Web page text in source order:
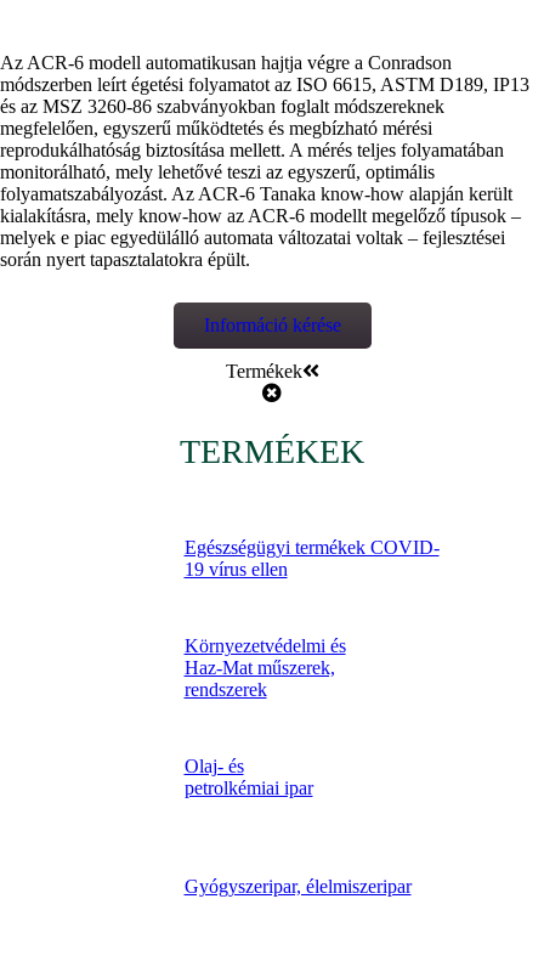
Az ACR-6 modell automatikusan hajtja végre a Conradson
módszerben leírt égetési folyamatot az ISO 6615, ASTM D189, IP13
és az MSZ 3260-86 szabványokban foglalt módszereknek
megfelelően, egyszerű működtetés és megbízható mérési
reprodukálhatóság biztosítása mellett. A mérés teljes folyamatában
monitorálható, mely lehetővé teszi az egyszerű, optimális
folyamatszabályozást. Az ACR-6 Tanaka know-how alapján került
kialakításra, mely know-how az ACR-6 modellt megelőző típusok –
melyek e piac egyedülálló automata változatai voltak – fejlesztései
során nyert tapasztalatokra épült.
Információ kérése
Termékek
TERMÉKEK
Egészségügyi termékek COVID-
19 vírus ellen
Környezetvédelmi és
Haz-Mat műszerek,
rendszerek
Olaj- és
petrolkémiai ipar
Gyógyszeripar, élelmiszeripar